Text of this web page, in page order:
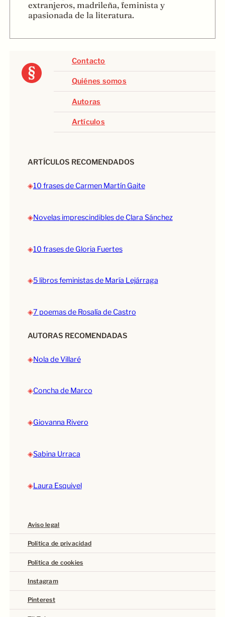
extranjeros, madrileña, feminista y
apasionada de la literatura.
Contacto
Quiénes somos
Autoras
Artículos
ARTÍCULOS RECOMENDADOS
◈10 frases de Carmen Martín Gaite
◈Novelas imprescindibles de Clara Sánchez
◈10 frases de Gloria Fuertes
◈5 libros feministas de María Lejárraga
◈7 poemas de Rosalía de Castro
AUTORAS RECOMENDADAS
◈Nola de Villaré
◈Concha de Marco
◈Giovanna Rivero
◈Sabina Urraca
◈Laura Esquivel
Aviso legal
Política de privacidad
Política de cookies
Instagram
Pinterest